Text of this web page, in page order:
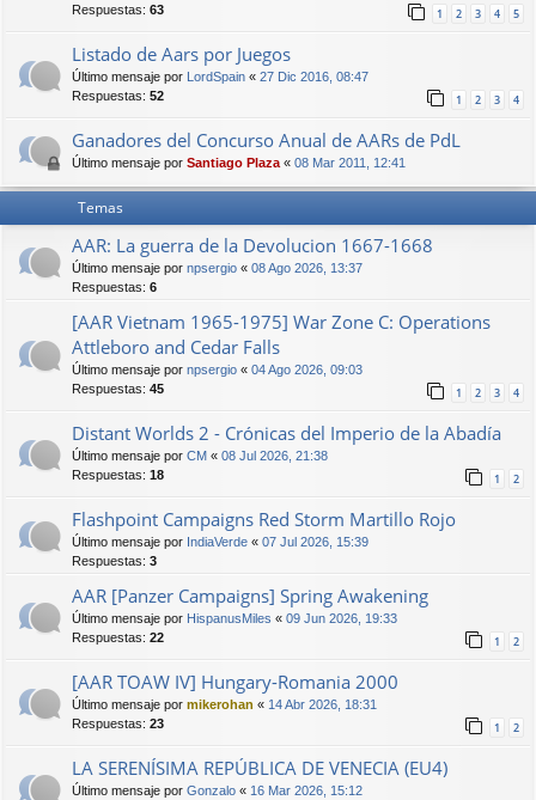
Respuestas: 63 1 2 3 4 5
Listado de Aars por Juegos
Último mensaje por LordSpain « 27 Dic 2016, 08:47
Respuestas: 52 1 2 3 4
Ganadores del Concurso Anual de AARs de PdL
Último mensaje por Santiago Plaza « 08 Mar 2011, 12:41
Temas
AAR: La guerra de la Devolucion 1667-1668
Último mensaje por npsergio « 08 Ago 2026, 13:37
Respuestas: 6
[AAR Vietnam 1965-1975] War Zone C: Operations
Attleboro and Cedar Falls
Último mensaje por npsergio « 04 Ago 2026, 09:03
Respuestas: 45 1 2 3 4
Distant Worlds 2 - Crónicas del Imperio de la Abadía
Último mensaje por CM « 08 Jul 2026, 21:38
Respuestas: 18 1 2
Flashpoint Campaigns Red Storm Martillo Rojo
Último mensaje por IndiaVerde « 07 Jul 2026, 15:39
Respuestas: 3
AAR [Panzer Campaigns] Spring Awakening
Último mensaje por HispanusMiles « 09 Jun 2026, 19:33
Respuestas: 22 1 2
[AAR TOAW IV] Hungary-Romania 2000
Último mensaje por mikerohan « 14 Abr 2026, 18:31
Respuestas: 23 1 2
LA SERENÍSIMA REPÚBLICA DE VENECIA (EU4)
Último mensaje por Gonzalo « 16 Mar 2026, 15:12